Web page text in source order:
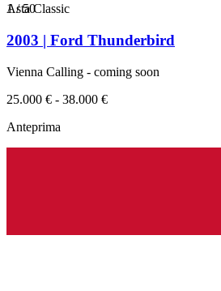
1/50
Asta Classic
2003 | Ford Thunderbird
Vienna Calling - coming soon
25.000 € - 38.000 €
Anteprima